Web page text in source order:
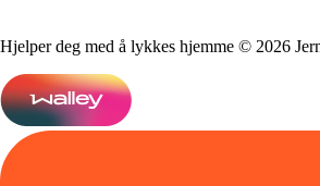
Hjelper deg med å lykkes hjemme © 2026